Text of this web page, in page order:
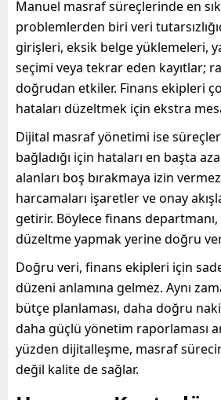
Manuel masraf süreçlerinde en sık
problemlerden biri veri
girişleri, eksik belge yüklemeleri,
seçimi veya tekrar eden kayıtlar;
doğrudan etkiler. Finans ekipleri
hataları düzeltmek için ekstra
Dijital masraf yönetimi ise
bağladığı için hataları en başta
alanları boş bırakmaya izin
harcamaları işaretler ve onay
getirir. Böylece finans
düzeltme yapmak yerine doğru
Doğru veri, finans ekipleri için
düzeni anlamına gelmez. Aynı
bütçe planlaması, daha doğru
daha güçlü yönetim raporlaması
yüzden dijitalleşme, masraf
değil kalite de sağlar.